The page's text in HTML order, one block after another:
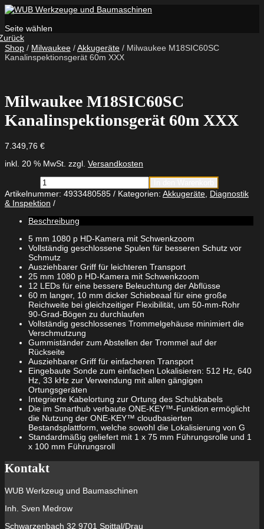
Seite wählen
Shop / Milwaukee /Akkugeräte / Milwaukee M18SIC60SC
Kanalinspektionsgerät 60m XXX
Milwaukee M18SIC60SC
Kanalinspektionsgerät 60m XXX
7.349,76 €
inkl. 20 % MwSt. zzgl. Versandkosten
Milwaukee
M18SIC60SC
Kanalinspektionsgerät
60m
XXX
Menge
Artikelnummer: 4933480585 Kategorien: Akkugeräte Diagnostik
& Inspektion
Beschreibung
5 mm 1080 p HD-Kamera mit Schwenkzoom
Vollständig geschlossene Spulen für besseren Schutz vor
Schmutz
Ausziehbarer Griff für leichteren Transport
25 mm 1080 p HD-Kamera mit Schwenkzoom
12 LEDs für eine bessere Beleuchtung der Abflüsse
60 m langer, 10 mm dicker Schiebeaal für eine große
Reichweite bei gleichzeitiger Flexibilität, um 50-mm-Rohr
90-Grad-Bögen zu durchlaufen
Vollständig geschlossenes Trommelgehäuse minimiert die
Verschmutzung
Gummiständer zum Abstellen der Trommel auf der
Rückseite
Ausziehbarer Griff für einfacheren Transport
Eingebaute Sonde zum einfachen Lokalisieren: 512 Hz, 640
Hz, 33 kHz zur Verwendung mit allen gängigen
Ortungsgeräten
Integrierte Kabelortung zur Ortung des Schubkabels
Die im Smarthub verbaute ONE-KEY™-Funktion ermöglicht
die Nutzung der ONE-KEY™ cloudbasierten
Bestandsplattform, welche sowohl die Lokalisierung von G
Standardmäßig geliefert mit 1 x 75 mm Führungsrolle und 1
x 100 mm Führungsroll
Kontakt
WUB Werkzeug und Baumaschinen
Inh. Sven Medrow
Schwarzenbach 32 9701 Spittal/Drau